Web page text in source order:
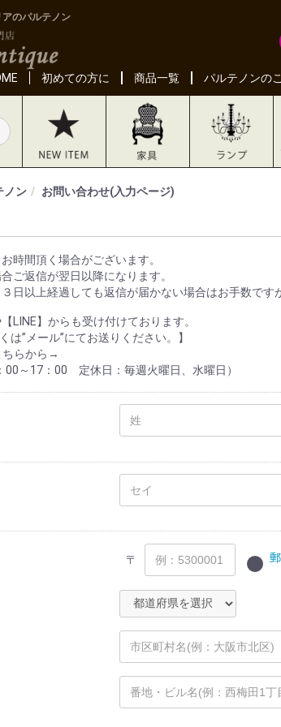
のパルテノン
初めての方に 商品一覧 パルテノンの
ノン お問い合わせ(入力ページ)
時間頂く場合がございます。
ご返信が翌日以降になります。
日以上経過しても返信が届かない場合はお手数です
LINE】からも受け付けております。
は”メール”にてお送りください。】
ちらから→
～17：00 定休日：毎週火曜日、水曜日）
〒